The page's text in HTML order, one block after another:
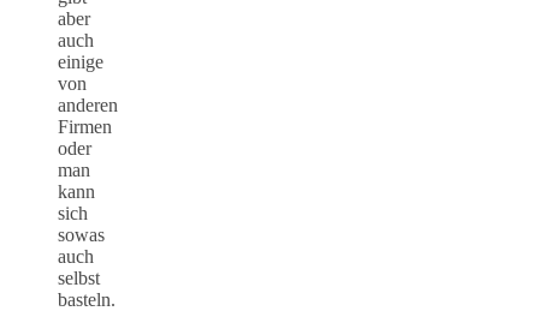
aber
auch
einige
von
anderen
Firmen
oder
man
kann
sich
sowas
auch
selbst
basteln.